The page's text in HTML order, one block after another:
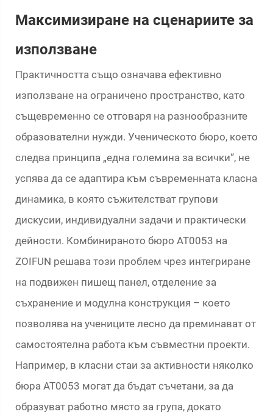
Максимизиране на сценариите за
използване
Практичността също означава ефективно
използване на ограничено пространство, като
същевременно се отговаря на разнообразните
образователни нужди. Ученическото бюро, което
следва принципа „една големина за всички“, не
успява да се адаптира към съвременната класна
динамика, в която съжителстват групови
дискусии, индивидуални задачи и практически
дейности. Комбинираното бюро AT0053 на
ZOIFUN решава този проблем чрез интегриране
на подвижен пишещ панел, отделение за
съхранение и модулна конструкция – което
позволява на учениците лесно да преминават от
самостоятелна работа към съвместни проекти.
Например, в класни стаи за активности няколко
бюра AT0053 могат да бъдат съчетани, за да
образуват работно място за група, докато